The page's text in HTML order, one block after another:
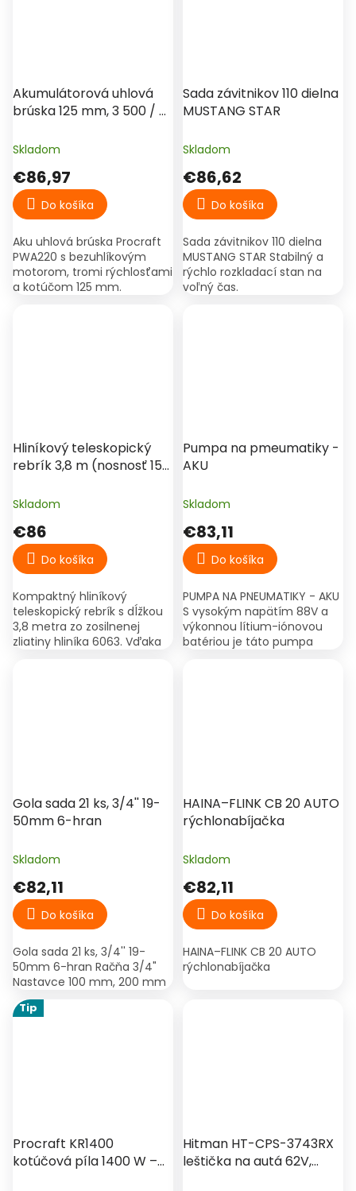
Akumulátorová uhlová
brúska 125 mm, 3 500 / 6
Procraft PWA220 (20 V, 4
Skladom
€86,97
Do košíka
Aku uhlová brúska Procraft
PWA220 s bezuhlíkovým
motorom, tromi rýchlosťami
a kotúčom 125 mm.
Sada závitnikov 110 dielna
MUSTANG STAR
Skladom
€86,62
Do košíka
Sada závitnikov 110 dielna
MUSTANG STAR Stabilný a
rýchlo rozkladací stan na
voľný čas.
Hliníkový teleskopický
rebrík 3,8 m (nosnosť 150
Skladom
€86
Do košíka
Kompaktný hliníkový
teleskopický rebrík s dĺžkou
3,8 metra zo zosilnenej
zliatiny hliníka 6063. Vďaka
Pumpa na pmeumatiky -
AKU
Skladom
€83,11
Do košíka
PUMPA NA PNEUMATIKY - AKU
S vysokým napätím 88V a
výkonnou lítium-iónovou
batériou je táto pumpa
Gola sada 21 ks, 3/4'' 19-
50mm 6-hran
Skladom
€82,11
Do košíka
Gola sada 21 ks, 3/4'' 19-
50mm 6-hran Račňa 3/4"
Nastavce 100 mm, 200 mm
HAINA–FLINK CB 20 AUTO
rýchlonabíjačka
Skladom
€82,11
Do košíka
HAINA–FLINK CB 20 AUTO
rýchlonabíjačka
Tip
Procraft KR1400
kotúčová píla 1400 W –
Hitman HT-CPS-3743RX
leštička na autá 62V,